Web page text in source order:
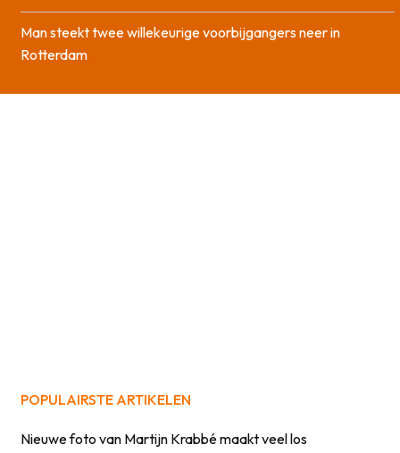
Man steekt twee willekeurige voorbijgangers neer in
Rotterdam
POPULAIRSTE ARTIKELEN
Nieuwe foto van Martijn Krabbé maakt veel los